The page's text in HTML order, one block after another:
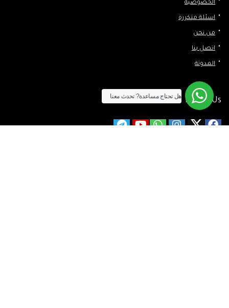
الخصوصية
اسئلة متكررة
من نحن
اتصل بنا
المدونة
Follow Us
هل تحتاج مساعدة? تحدث معنا